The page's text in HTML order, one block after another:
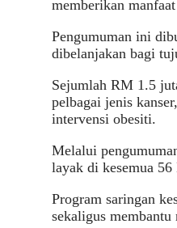
memberikan
Pengumuman ini
dibelanjakan bagi
Sejumlah RM 1.5
pelbagai jenis
intervensi obesiti.
Melalui
layak di kesemua
Program saringan
sekaligus